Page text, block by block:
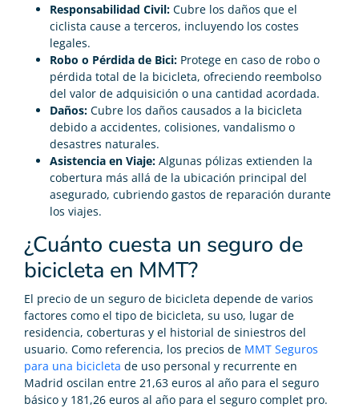
Responsabilidad Civil: Cubre los daños que el
ciclista cause a terceros, incluyendo los costes
legales.
Robo o Pérdida de Bici: Protege en caso de robo o
pérdida total de la bicicleta, ofreciendo reembolso
del valor de adquisición o una cantidad acordada.
Daños: Cubre los daños causados a la bicicleta
debido a accidentes, colisiones, vandalismo o
desastres naturales.
Asistencia en Viaje: Algunas pólizas extienden la
cobertura más allá de la ubicación principal del
asegurado, cubriendo gastos de reparación durante
los viajes.
¿Cuánto cuesta un seguro de
bicicleta en MMT?
El precio de un seguro de bicicleta depende de varios
factores como el tipo de bicicleta, su uso, lugar de
residencia, coberturas y el historial de siniestros del
usuario. Como referencia, los precios de MMT Seguros
para una bicicleta de uso personal y recurrente en
Madrid oscilan entre 21,63 euros al año para el seguro
básico y 181,26 euros al año para el seguro complet pro.